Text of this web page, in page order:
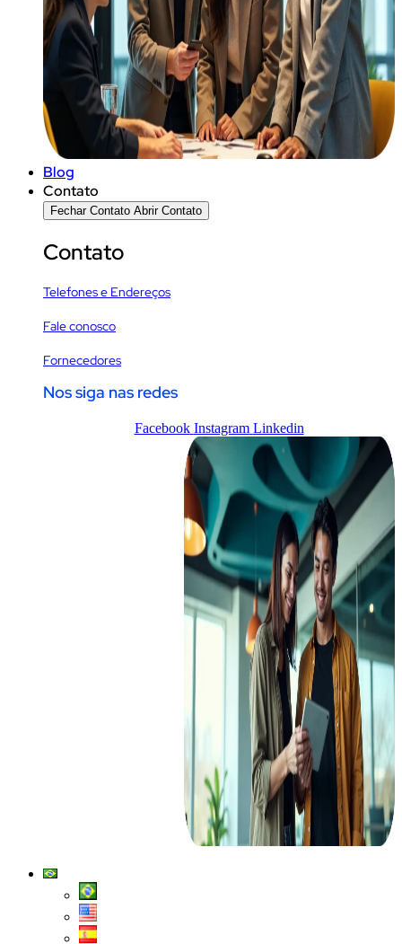
Blog
Contato
Fechar Contato Abrir Contato
Contato
Telefones e Endereços
Fale conosco
Fornecedores
Nos siga nas redes
Facebook Instagram Linkedin